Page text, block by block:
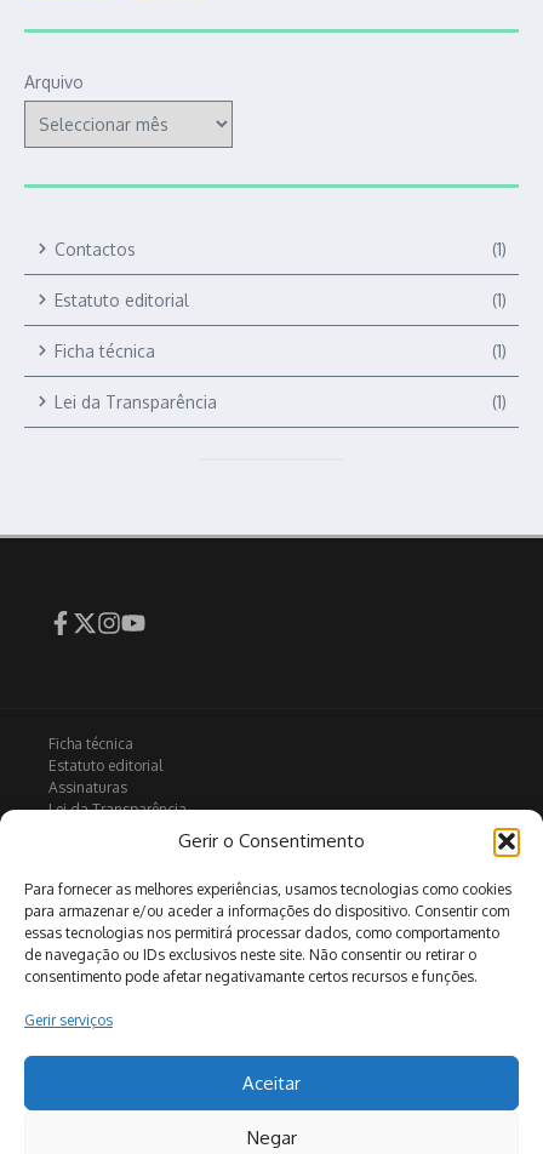
Gerir o Consentimento
Para fornecer as melhores experiências, usamos tecnologias como cookies
para armazenar e/ou aceder a informações do dispositivo. Consentir com
essas tecnologias nos permitirá processar dados, como comportamento
de navegação ou IDs exclusivos neste site. Não consentir ou retirar o
consentimento pode afetar negativamante certos recursos e funções.
Gerir serviços
Aceitar
Negar
Arquivo
Contactos (1)
Estatuto editorial (1)
Ficha técnica (1)
Lei da Transparência (1)
Ficha técnica
Estatuto editorial
Assinaturas
Lei da Transparência
Política de privacidade
Arquivo